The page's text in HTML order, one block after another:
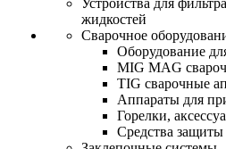
Устройства для
жидкостей
Сварочное
Оборудование
MIG MAG
TIG сварочные
Аппараты для
Горелки,
Средства